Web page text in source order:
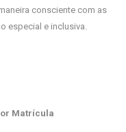
consciente com as
especial e inclusiva.
Matrícula